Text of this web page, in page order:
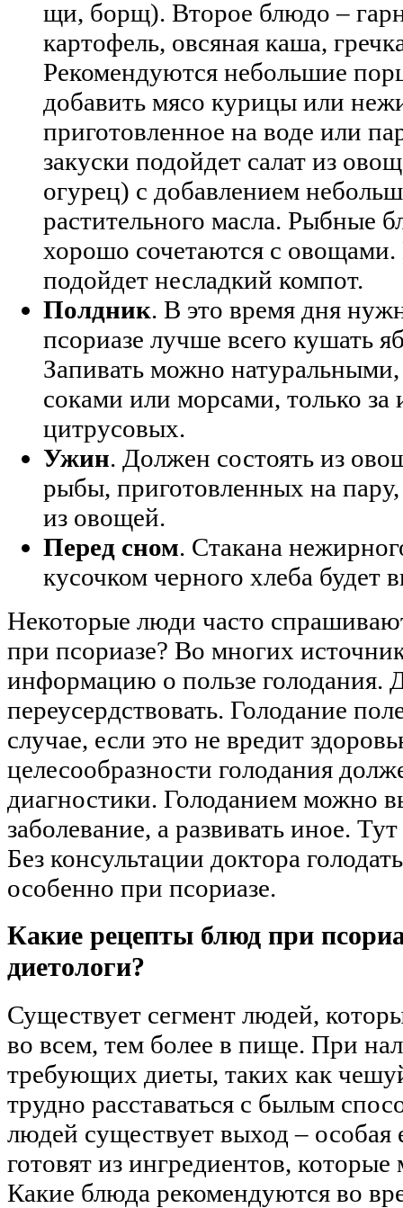
щи, борщ). Второе блюдо –
картофель, овсяная каша,
Рекомендуются небольшие
добавить мясо курицы или
приготовленное на воде или
закуски подойдет салат из
огурец) с добавлением
растительного масла. Рыбные
хорошо сочетаются с овощами.
подойдет несладкий компот.
Полдник. В это время дня
псориазе лучше всего кушать
Запивать можно
соками или морсами, только
цитрусовых.
Ужин. Должен состоять из
рыбы, приготовленных на пару,
из овощей.
Перед сном. Стакана
кусочком черного хлеба будет
Некоторые люди часто
при псориазе? Во многих
информацию о пользе голодания.
переусердствовать. Голодание
случае, если это не вредит
целесообразности голодания
диагностики. Голоданием можно
заболевание, а развивать иное.
Без консультации доктора
особенно при псориазе.
Какие рецепты блюд при
диетологи?
Существует сегмент людей,
во всем, тем более в пище. При
требующих диеты, таких как
трудно расставаться с былым
людей существует выход – особая
готовят из ингредиентов,
Какие блюда рекомендуются во